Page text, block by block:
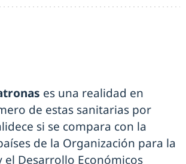
es una realidad en
de estas sanitarias por
si se compara con la
de la Organización para la
el Desarrollo Económicos